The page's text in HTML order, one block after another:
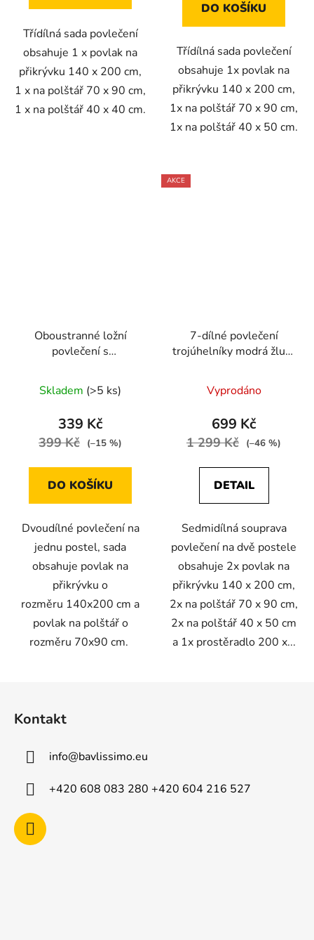
Třídílná sada povlečení
obsahuje 1 x povlak na
přikrývku 140 x 200 cm,
1 x na polštář 70 x 90 cm,
1 x na polštář 40 x 40 cm.
DO KOŠÍKU
Třídílná sada povlečení
obsahuje 1x povlak na
přikrývku 140 x 200 cm,
1x na polštář 70 x 90 cm,
1x na polštář 40 x 50 cm.
Oboustranné ložní
povlečení s
mramorovým vzorem v
šedo-černé kombinaci
cm
Skladem (>5 ks)
339 Kč
399 Kč (–15 %)
DO KOŠÍKU
Dvoudílné povlečení na
jednu postel, sada
obsahuje povlak na
přikrývku o
rozměru 140x200 cm a
povlak na polštář o
rozměru 70x90 cm.
AKCE
7-dílné povlečení
trojúhelníky modrá žlutá
postele
Vyprodáno
699 Kč
1 299 Kč (–46 %)
DETAIL
Sedmidílná souprava
povlečení na dvě postele
obsahuje 2x povlak na
přikrývku 140 x 200 cm,
2x na polštář 70 x 90 cm,
2x na polštář 40 x 50 cm
a 1x prostěradlo 200 x...
Kontakt
info@bavlissimo.eu
+420 608 083 280 +420 604 216 527